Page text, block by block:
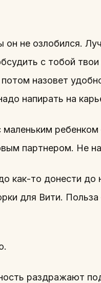
он не озлобился.
с тобой
назовет
напирать на
партнером. Не
как-то донести до
для Вити.
раздражают